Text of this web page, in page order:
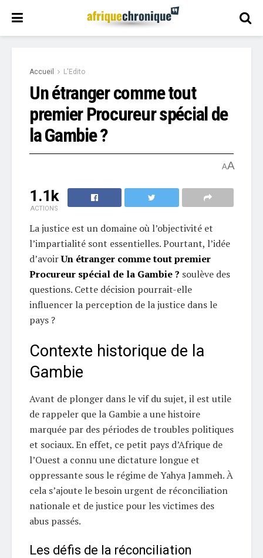
Accueil L'Edito
Un étranger comme tout
premier Procureur spécial de
la Gambie ?
AA
1.1k
ACTIONS
La justice est un domaine où l’objectivité et
l’impartialité sont essentielles. Pourtant, l’idée
d’avoirUn étranger comme tout premier
Procureur spécial de la Gambie ? soulève des
questions. Cette décision pourrait-elle
influencer la perception de la justice dans le
pays ?
Contexte historique de la
Gambie
Avant de plonger dans le vif du sujet, il est utile
de rappeler que la Gambie a une histoire
marquée par des périodes de troubles politiques
et sociaux. En effet, ce petit pays d’Afrique de
l’Ouest a connu une dictature longue et
oppressante sous le régime de Yahya Jammeh. À
cela s’ajoute le besoin urgent de réconciliation
nationale et de justice pour les victimes des
abus passés.
Les défis de la réconciliation